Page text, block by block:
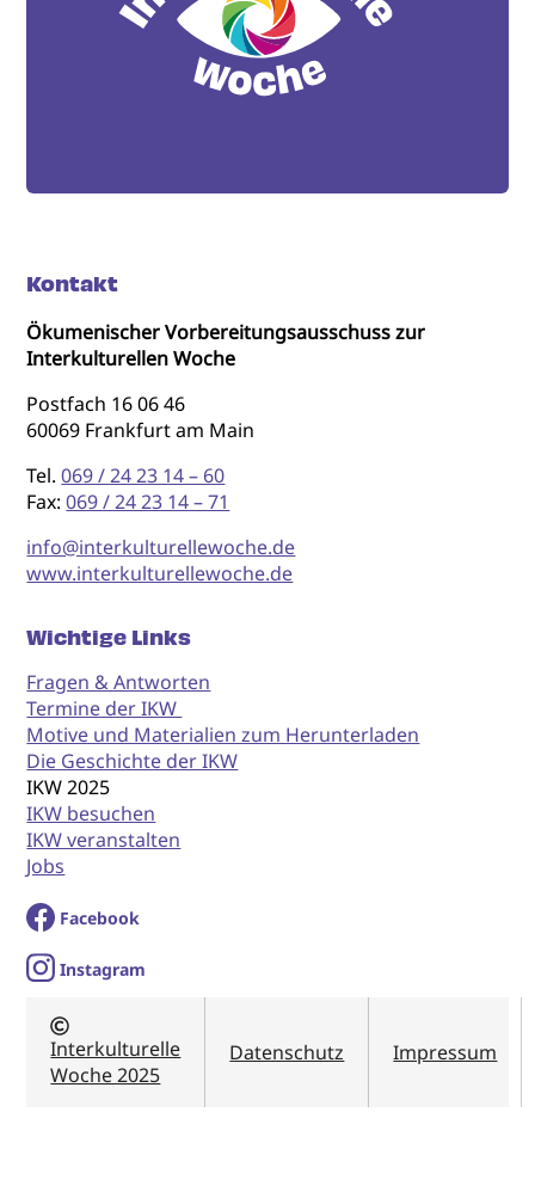
Kontakt
Ökumenischer Vorbereitungsausschuss zur
Interkulturellen Woche
Postfach 16 06 46
60069 Frankfurt am Main
Tel.069 / 24 23 14 – 60
Fax:069 / 24 23 14 – 71
info@interkulturellewoche.de
www.interkulturellewoche.de
Wichtige Links
Fragen & Antworten
Termine der IKW
Motive und Materialien zum Herunterladen
Die Geschichte der IKW
IKW 2025
IKW besuchen
IKW veranstalten
Jobs
Facebook
Instagram
Interkulturelle
Woche 2025
Datenschutz Impressum